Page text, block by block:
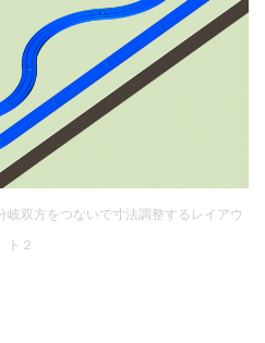
双方をつないで寸法調整するレイアウ
ト２